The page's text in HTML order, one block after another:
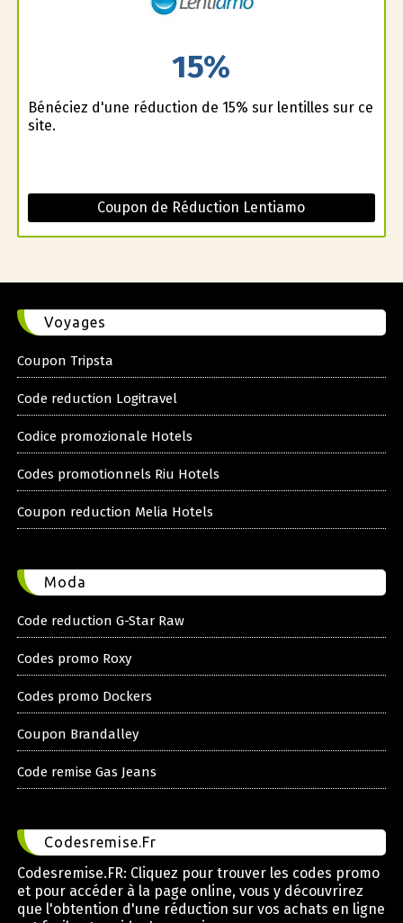
15%
Bénéficiez d'une réduction de 15% sur lentilles sur ce
site.
Coupon de Réduction Lentiamo
Voyages
Coupon Tripsta
Code reduction Logitravel
Codice promozionale Hotels
Codes promotionnels Riu Hotels
Coupon reduction Melia Hotels
Moda
Code reduction G-Star Raw
Codes promo Roxy
Codes promo Dockers
Coupon Brandalley
Code remise Gas Jeans
Codesremise.Fr
Codesremise.FR: Cliquez pour trouver les codes promo
et pour accéder à la page online, vous y découvrirez
que l'obtention d'une réduction sur vos achats en ligne